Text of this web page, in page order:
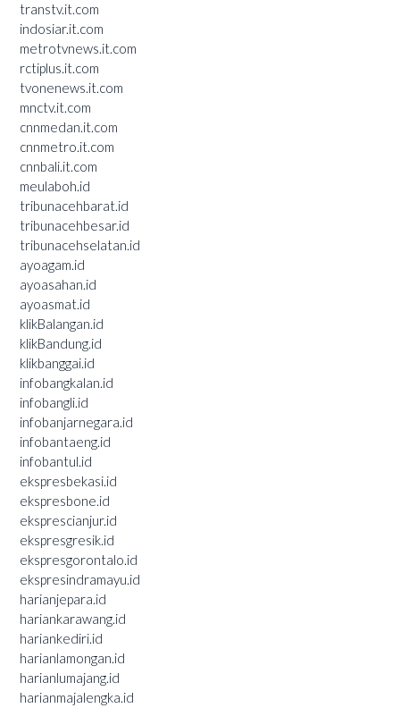
transtv.it.com
indosiar.it.com
metrotvnews.it.com
rctiplus.it.com
tvonenews.it.com
mnctv.it.com
cnnmedan.it.com
cnnmetro.it.com
cnnbali.it.com
meulaboh.id
tribunacehbarat.id
tribunacehbesar.id
tribunacehselatan.id
ayoagam.id
ayoasahan.id
ayoasmat.id
klikBalangan.id
klikBandung.id
klikbanggai.id
infobangkalan.id
infobangli.id
infobanjarnegara.id
infobantaeng.id
infobantul.id
ekspresbekasi.id
ekspresbone.id
eksprescianjur.id
ekspresgresik.id
ekspresgorontalo.id
ekspresindramayu.id
harianjepara.id
hariankarawang.id
hariankediri.id
harianlamongan.id
harianlumajang.id
harianmajalengka.id